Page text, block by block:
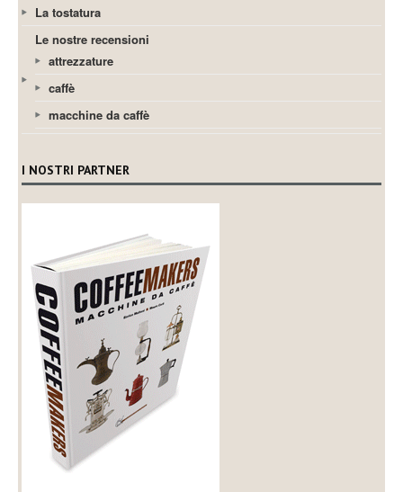
La tostatura
Le nostre recensioni
attrezzature
caffè
macchine da caffè
I NOSTRI PARTNER